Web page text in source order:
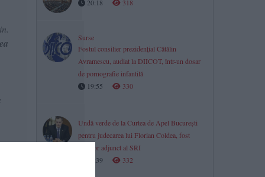
20:18
318
Surse
Fostul consilier prezidențial Cătălin
Avramescu, audiat la DIICOT, într-un dosar
de pornografie infantilă
19:55
330
Undă verde de la Curtea de Apel București
pentru judecarea lui Florian Coldea, fost
director adjunct al SRI
19:39
332